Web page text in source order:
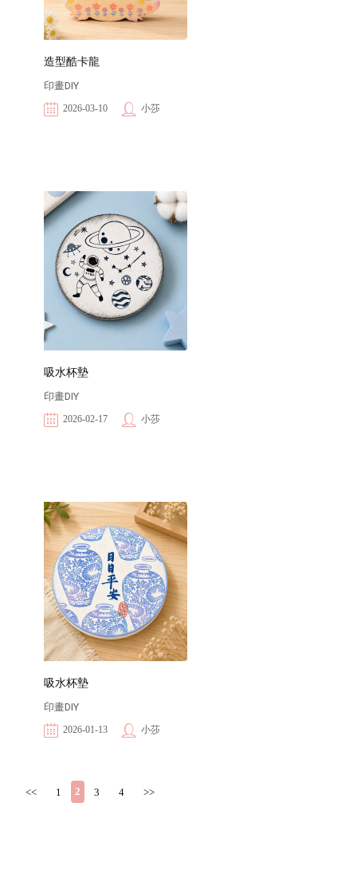
造型酷卡龍
印畫DIY
2026-03-10 小莎
吸水杯墊
印畫DIY
2026-02-17 小莎
吸水杯墊
印畫DIY
2026-01-13 小莎
<< 1 2 3 4 >>